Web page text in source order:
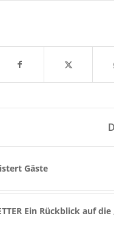
Gäste
Ein Rückblick auf